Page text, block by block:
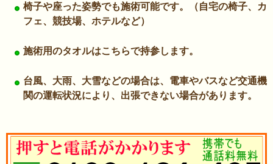
椅子や座った姿勢でも施術可能です。（自宅の椅子、カ
フェ、競技場、ホテルなど）
施術用のタオルはこちらで持参します。
台風、大雨、大雪などの場合は、電車やバスなど交通機
関の運転状況により、出張できない場合があります。